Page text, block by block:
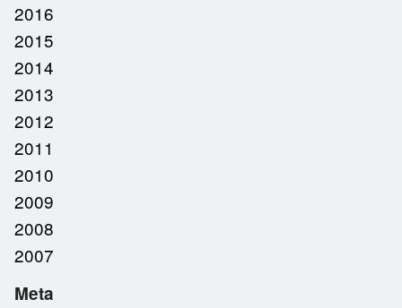
2016
2015
2014
2013
2012
2011
2010
2009
2008
2007
Meta